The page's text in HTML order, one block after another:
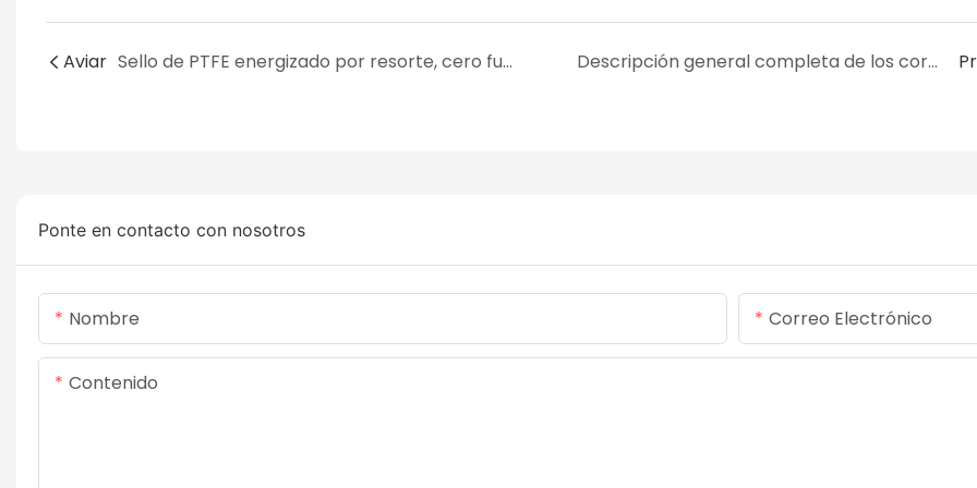
Aviar Sello de PTFE energizado por resorte, cero fugas para equipos semiconductores. Descripción general completa de los cordones con juntas tóricas: rendimiento, tipos y aplicaciones industriales.
Ponte en contacto con nosotros
Nombre Correo Electrónico
Contenido